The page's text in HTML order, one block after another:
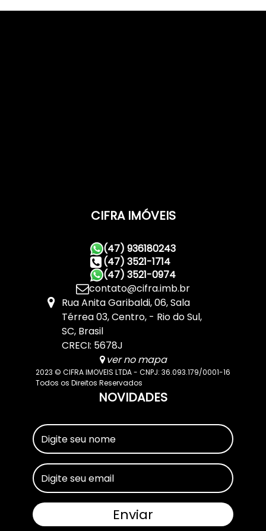
CIFRA IMÓVEIS
(47) 936180243
(47) 3521-1714
(47) 3521-0974
contato@cifra.imb.br
Rua Anita Garibaldi,06,Sala
Térrea 03,Centro, Rio do Sul,
SC, Brasil
CRECI: 5678J
ver no mapa
2023 © CIFRA IMOVEIS LTDA - CNPJ: 36.093.179/0001-16
Todos os Direitos Reservados
NOVIDADES